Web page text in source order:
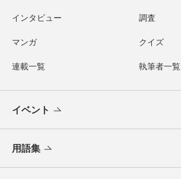
インタビュー 調査
マンガ クイズ
連載一覧 執筆者一覧
イベント
用語集